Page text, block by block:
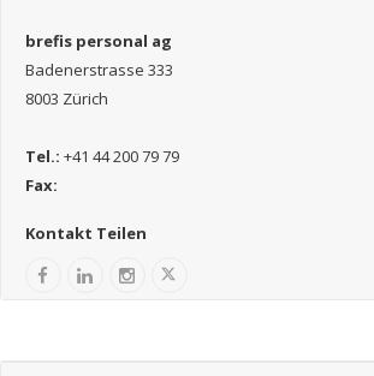
brefis personal ag
Badenerstrasse 333
8003 Zürich
Tel.: +41 44 200 79 79
Fax:
Kontakt Teilen